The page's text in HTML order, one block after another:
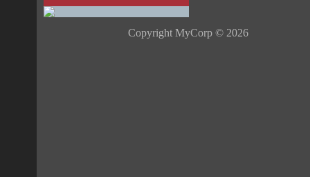
Copyright MyCorp © 2026